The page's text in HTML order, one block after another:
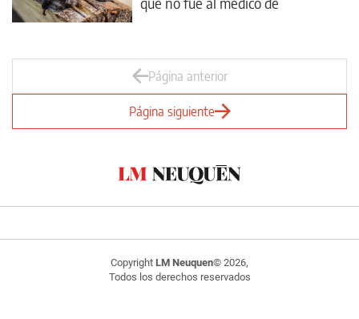
Página anterior
Página siguiente
Copyright LM Neuquen© 2026,
Todos los derechos reservados